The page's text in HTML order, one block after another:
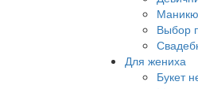
Выбор
Для жениха
Букет